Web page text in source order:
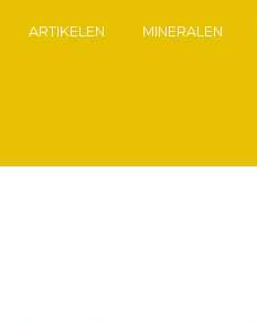
ARTIKELEN MINERALEN